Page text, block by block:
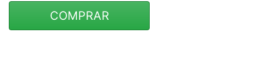
COMPRAR